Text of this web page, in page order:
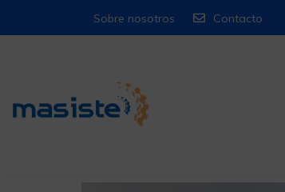
Sobre nosotros Contacto